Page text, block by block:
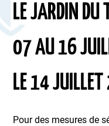
LE JARDIN DU
07 AU 16
LE 14
Pour des mesures de